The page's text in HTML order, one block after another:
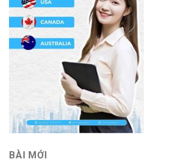
BÀI MỚI